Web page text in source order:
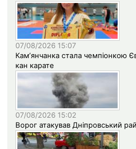
07/08/2026 15:07
Кам’янчанка стала чемпіонкою
кан карате
07/08/2026 15:02
Ворог атакував Дніпровський